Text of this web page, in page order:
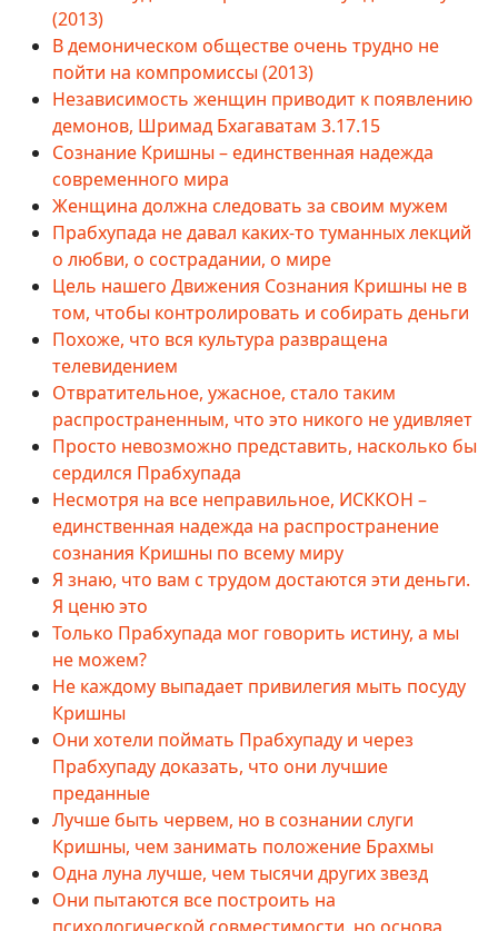
(2013)
В демоническом обществе очень трудно не
пойти на компромиссы (2013)
Независимость женщин приводит к появлению
демонов, Шримад Бхагаватам 3.17.15
Сознание Кришны – единственная надежда
современного мира
Женщина должна следовать за своим мужем
Прабхупада не давал каких-то туманных лекций
о любви, о сострадании, о мире
Цель нашего Движения Сознания Кришны не в
том, чтобы контролировать и собирать деньги
Похоже, что вся культура развращена
телевидением
Отвратительное, ужасное, стало таким
распространенным, что это никого не удивляет
Просто невозможно представить, насколько бы
сердился Прабхупада
Несмотря на все неправильное, ИСККОН –
единственная надежда на распространение
сознания Кришны по всему миру
Я знаю, что вам с трудом достаются эти деньги.
Я ценю это
Только Прабхупада мог говорить истину, а мы
не можем?
Не каждому выпадает привилегия мыть посуду
Кришны
Они хотели поймать Прабхупаду и через
Прабхупаду доказать, что они лучшие
преданные
Лучше быть червем, но в сознании слуги
Кришны, чем занимать положение Брахмы
Одна луна лучше, чем тысячи других звезд
Они пытаются все построить на